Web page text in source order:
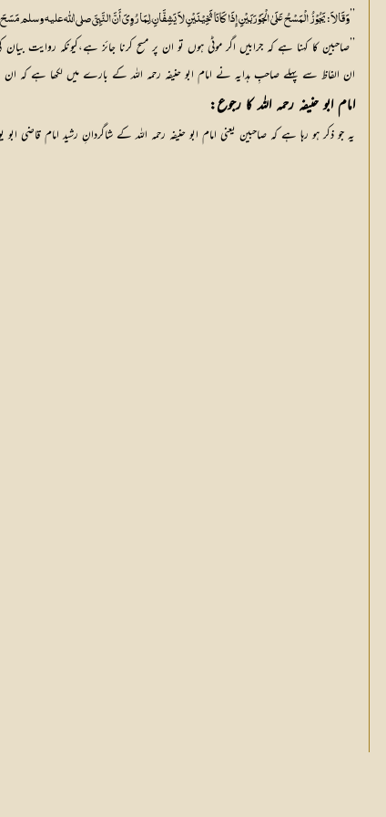
وَقَالاَ: یَجُوْزُ الْمَسْحُ عَلَیٰ الْجَوْرَبَیْنِ إِذَا کَانَا ثَخِیْنَیْنِ لاَ یَشِفَّانِ،لِمَا رُوِيَ أَنَّ النَّبِيَّ صلی اللّٰه علیہ وسلم
’’صاحبین کا کہنا ہے کہ جرابیں اگر موٹی ہوں تو ان پر مسح کرنا جائز ہے،کیونکہ روایت
ان الفاظ سے پہلے صاحبِ ہدایہ نے امام ابو حنیفہ رحمہ اللہ کے بارے میں لکھا ہے
امام ابو حنیفہ رحمہ اللہ کا رجوع:
یہ جو ذکر ہو رہا ہے کہ صاحبین یعنی امام ابو حنیفہ رحمہ اللہ کے شاگردانِ رشید امام